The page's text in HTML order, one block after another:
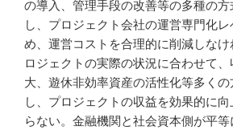
の導入、管理手段の改善等の多種の
し、プロジェクト会社の運営専門化
め、運営コストを合理的に削減しな
ロジェクトの実際の状況に合わせて
大、遊休非効率資産の活性化等多く
し、プロジェクトの収益を効果的に
らない。金融機関と社会資本側が平